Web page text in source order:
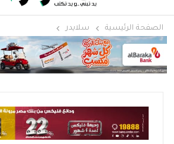
الصفحة الرئيسية سلايدر